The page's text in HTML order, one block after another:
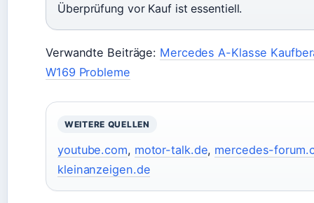
Überprüfung vor Kauf ist essentiell.
Verwandte Beiträge: Mercedes A-Klasse
W169 Probleme
WEITERE QUELLEN
youtube.com, motor-talk.de, mercedes-
kleinanzeigen.de